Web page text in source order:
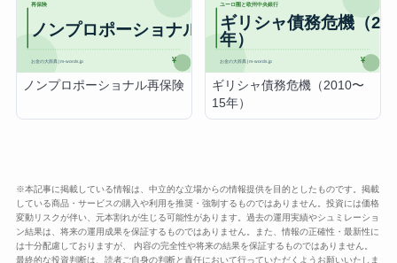
ノンプロポーショナル再保険
ギリシャ債務危機（2010〜
15年）
※本記事に掲載している情報は、中立的な立場からの情報提供を目的としたものです。掲載
している商品・サービスの購入や利用を推奨・強制するものではありません。投資には価格
変動リスクが伴い、元本割れが生じる可能性があります。過去の運用実績やシュミレーショ
ン結果は、将来の運用成果を保証するものではありません。また、情報の正確性・最新性に
は十分配慮しておりますが、 内容の完全性や将来の結果を保証するものではありません。
最終的な投資判断は、読者ご自身の判断と責任において行っていただくようお願いいたしま